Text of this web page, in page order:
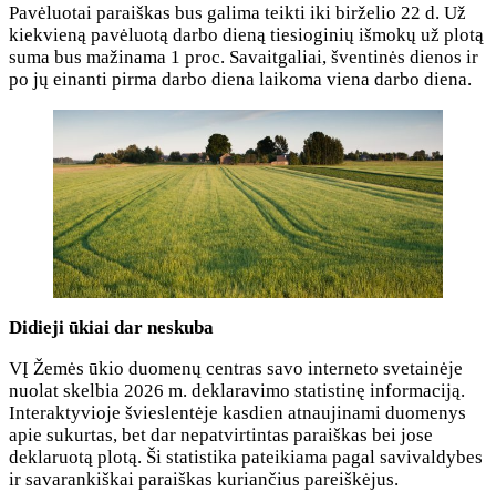
Pavėluotai paraiškas bus galima teikti iki birželio 22 d. Už
kiekvieną pavėluotą darbo dieną tiesioginių išmokų už plotą
suma bus mažinama 1 proc. Savaitgaliai, šventinės dienos ir
po jų einanti pirma darbo diena laikoma viena darbo diena.
Didieji ūkiai dar neskuba
VĮ Žemės ūkio duomenų centras savo interneto svetainėje
nuolat skelbia 2026 m. deklaravimo statistinę informaciją.
Interaktyvioje švieslentėje kasdien atnaujinami duomenys
apie sukurtas, bet dar nepatvirtintas paraiškas bei jose
deklaruotą plotą. Ši statistika pateikiama pagal savivaldybes
ir savarankiškai paraiškas kuriančius pareiškėjus.